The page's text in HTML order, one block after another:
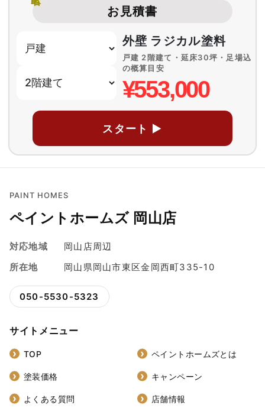
お見積書
外壁 ラジカル塗料
戸建 2階建て・延床30坪・足場込
の概算目安
¥553,000
スタート ▶
PAINT HOMES
ペイントホームズ 岡山店
対応地域
岡山店周辺
所在地
岡山県岡山市東区金岡西町335-10
050-5530-5323
サイトメニュー
TOP ペイントホームズとは
塗装価格 キャンペーン
よくある質問 店舗情報